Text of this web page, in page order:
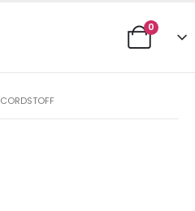
0
CORDSTOFF